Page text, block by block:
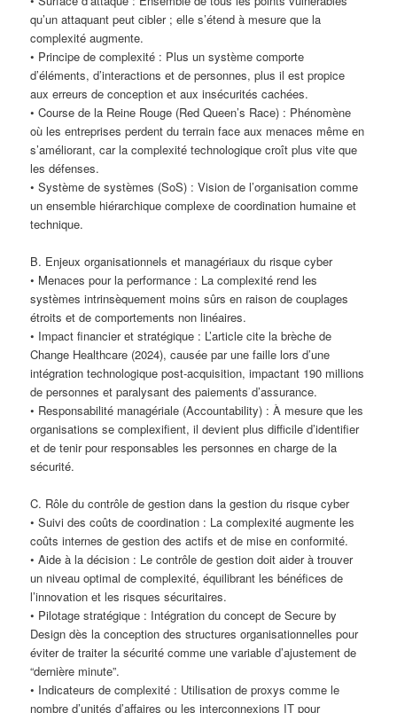
qu’un attaquant peut cibler ; elle s’étend à mesure que la
complexité augmente.
• Principe de complexité : Plus un système comporte
d’éléments, d’interactions et de personnes, plus il est propice
aux erreurs de conception et aux insécurités cachées.
• Course de la Reine Rouge (Red Queen’s Race) : Phénomène
où les entreprises perdent du terrain face aux menaces même en
s’améliorant, car la complexité technologique croît plus vite que
les défenses.
• Système de systèmes (SoS) : Vision de l’organisation comme
un ensemble hiérarchique complexe de coordination humaine et
technique.
B. Enjeux organisationnels et managériaux du risque cyber
• Menaces pour la performance : La complexité rend les
systèmes intrinsèquement moins sûrs en raison de couplages
étroits et de comportements non linéaires.
• Impact financier et stratégique : L’article cite la brèche de
Change Healthcare (2024), causée par une faille lors d’une
intégration technologique post-acquisition, impactant 190 millions
de personnes et paralysant des paiements d’assurance.
• Responsabilité managériale (Accountability) : À mesure que les
organisations se complexifient, il devient plus difficile d’identifier
et de tenir pour responsables les personnes en charge de la
sécurité.
C. Rôle du contrôle de gestion dans la gestion du risque cyber
• Suivi des coûts de coordination : La complexité augmente les
coûts internes de gestion des actifs et de mise en conformité.
• Aide à la décision : Le contrôle de gestion doit aider à trouver
un niveau optimal de complexité, équilibrant les bénéfices de
l’innovation et les risques sécuritaires.
• Pilotage stratégique : Intégration du concept de Secure by
Design dès la conception des structures organisationnelles pour
éviter de traiter la sécurité comme une variable d’ajustement de
“dernière minute”.
• Indicateurs de complexité : Utilisation de proxys comme le
nombre d’unités d’affaires ou les interconnexions IT pour